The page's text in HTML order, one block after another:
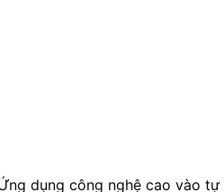
dụng công nghệ cao vào